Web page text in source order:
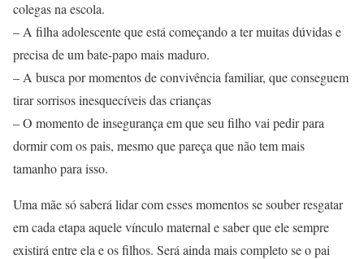
colegas na escola.
– A filha adolescente que está começando a ter muitas dúvidas e
precisa de um bate-papo mais maduro.
– A busca por momentos de convivência familiar, que conseguem
tirar sorrisos inesquecíveis das crianças
– O momento de insegurança em que seu filho vai pedir para
dormir com os pais, mesmo que pareça que não tem mais
tamanho para isso.
Uma mãe só saberá lidar com esses momentos se souber resgatar
em cada etapa aquele vínculo maternal e saber que ele sempre
existirá entre ela e os filhos. Será ainda mais completo se o pai